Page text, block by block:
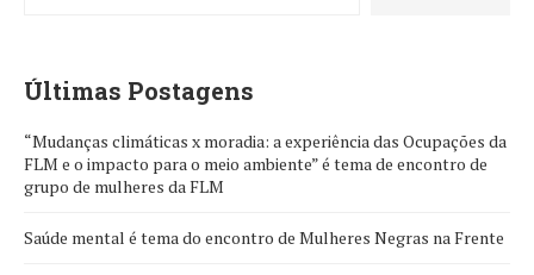
Últimas Postagens
“Mudanças climáticas x moradia: a experiência das Ocupações da
FLM e o impacto para o meio ambiente” é tema de encontro de
grupo de mulheres da FLM
Saúde mental é tema do encontro de Mulheres Negras na Frente